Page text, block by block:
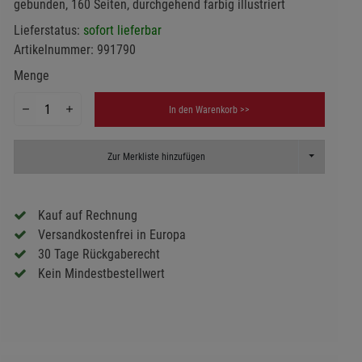
gebunden, 160 Seiten, durchgehend farbig illustriert
Lieferstatus: sofort lieferbar
Artikelnummer: 991790
Menge
In den Warenkorb >>
Zur Merkliste hinzufügen Toggle
Kauf auf Rechnung
Versandkostenfrei in Europa
30 Tage Rückgaberecht
Kein Mindestbestellwert